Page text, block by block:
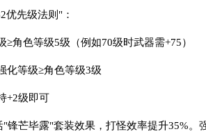
优先级法则"：
≥角色等级5级（例如70级时武器需+75）
化等级≥角色等级3级
+2级即可
"锋芒毕露"套装效果，打怪效率提升35%。